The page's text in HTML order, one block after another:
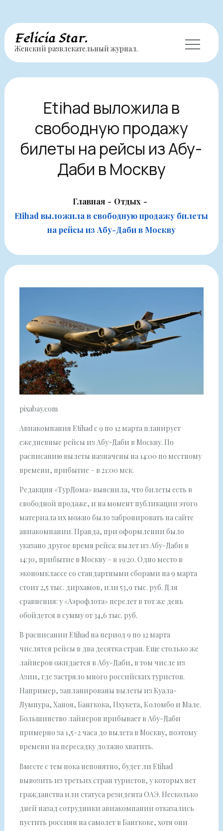
Перейти
содержимому
Felicia Star.
Женский развлекательный журнал.
Etihad выложила в
свободную продажу
билеты на рейсы из Абу-
Даби в Москву
Главная
Отдых
Etihad выложила в свободную продажу билеты
на рейсы из Абу-Даби в Москву
pixabay.com
Авиакомпания Etihad с 9 по 12 марта планирует
ежедневные рейсы из Абу-Даби в Москву. По
расписанию вылеты назначены на 14:00 по местному
времени, прибытие – в 21:00 мск.
Редакция «ТурДома» выяснила, что билеты есть в
свободной продаже, и на момент публикации этого
материала их можно было забронировать на сайте
авиакомпании. Правда, при оформлении было
указано другое время рейса: вылет из Абу-Даби в
14:30, прибытие в Москву – в 19:20. Одно место в
экономклассе со стандартными сборами на 9 марта
стоит 2,5 тыс. дирхамов, или 53,9 тыс. руб. Для
сравнения: у «Аэрофлота» перелет в тот же день
обойдется в сумму от 34,6 тыс. руб.
В расписании Etihad на период 9 по 12 марта
числятся рейсы в два десятка стран. Еще столько же
лайнеров ожидается в Абу-Даби, в том числе из
Азии, где застряло много российских туристов.
Например, запланированы вылеты из Куала-
Лумпура, Ханоя, Бангкока, Пхукета, Коломбо и Мале.
Большинство лайнеров прибывает в Абу-Даби
примерно за 1,5–2 часа до вылета в Москву, поэтому
времени на пересадку должно хватить.
Вместе с тем пока непонятно, будет ли Etihad
вывозить из третьих стран туристов, у которых нет
гражданства или статуса резидента ОАЭ. Несколько
дней назад сотрудники авиакомпании отказались
пустить россиян на самолет в Бангкоке, хотя они